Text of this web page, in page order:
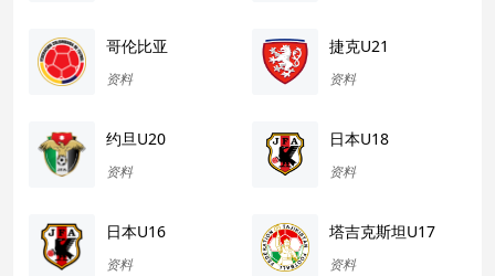
哥伦比亚
资料
捷克U21
资料
约旦U20
资料
日本U18
资料
日本U16
资料
塔吉克斯坦U17
资料